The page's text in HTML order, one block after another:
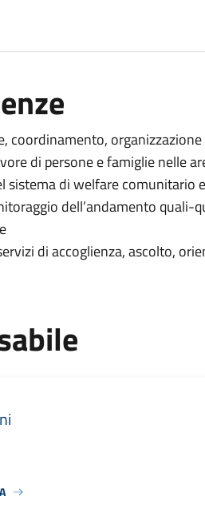
coordinamento,
di persone e famiglie nelle
sistema di welfare comunitario
dell’andamento
di accoglienza, ascolto,